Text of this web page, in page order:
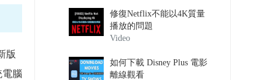
版
電腦
修復Netflix不能以4K質量
播放的問題
Video
如何下載 Disney Plus 電影
離線觀看